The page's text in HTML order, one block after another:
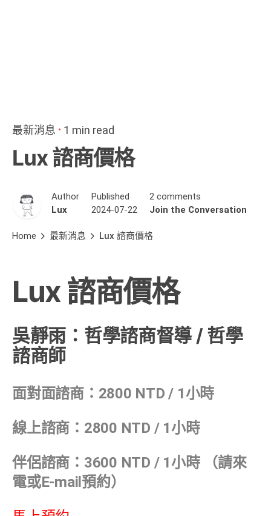
最新消息 1 min read
Lux 諮商價格
Author
Lux
Published
2024-07-22
2 comments
Join the Conversation
Home 最新消息 Lux 諮商價格
Lux 諮商價格
吳靜雨：哲學諮商督導 / 哲學
諮商師
面對面諮商：2800 NTD / 1小時
線上諮商：2800 NTD / 1小時
伴侶諮商：3600 NTD / 1小時 （請來
電或E-mail預約）